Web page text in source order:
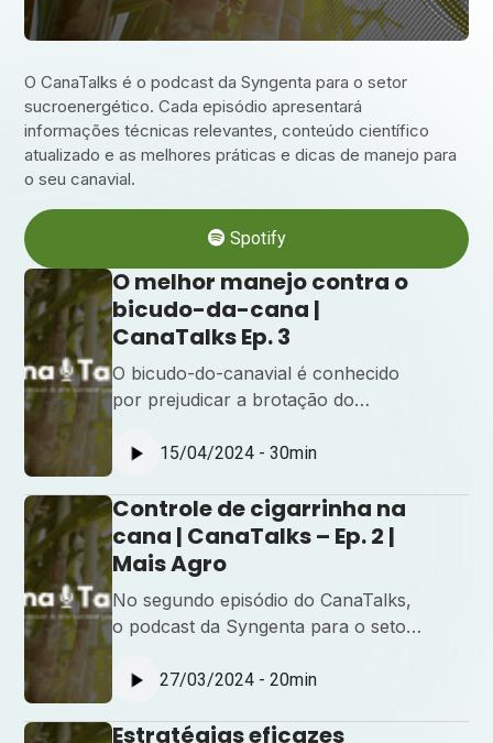
O CanaTalks é o podcast da Syngenta para o setor
sucroenergético. Cada episódio apresentará
informações técnicas relevantes, conteúdo científico
atualizado e as melhores práticas e dicas de manejo para
o seu canavial.
Spotify
O melhor manejo contra o
bicudo-da-cana |
CanaTalks Ep. 3
O bicudo-do-canavial é conhecido
por prejudicar a brotação do
intensificados pelo clima seco e com
estratégias eficazes para o manejo
da praga que mais causa
preocupação para o canavicultor
#CanaTalks!
15/04/2024 - 30min
Controle de cigarrinha na
cana | CanaTalks – Ep. 2 |
Mais Agro
No segundo episódio do CanaTalks,
o podcast da Syngenta para o setor
tudo sobre o controle eficaz da
pragas que afetam a produtividade
27/03/2024 - 20min
Estratégias eficazes